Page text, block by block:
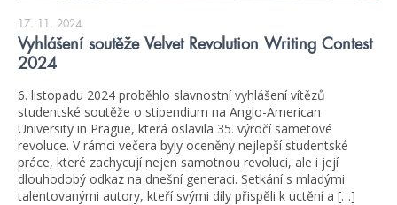
17. 11. 2024
Vyhlášení soutěže Velvet Revolution Writing Contest
2024
6. listopadu 2024 proběhlo slavnostní vyhlášení vítězů
studentské soutěže o stipendium na Anglo-American
University in Prague, která oslavila 35. výročí sametové
revoluce. V rámci večera byly oceněny nejlepší studentské
práce, které zachycují nejen samotnou revoluci, ale i její
dlouhodobý odkaz na dnešní generaci. Setkání s mladými
talentovanými autory, kteří svými díly přispěli k uctění a […]